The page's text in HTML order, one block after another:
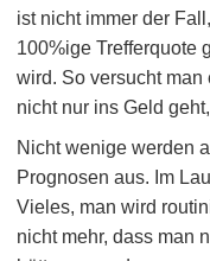
ist nicht immer der
100%ige Trefferquote
wird. So versucht
nicht nur ins Geld
Nicht wenige werden
Prognosen aus. Im
Vieles, man wird
nicht mehr, dass man